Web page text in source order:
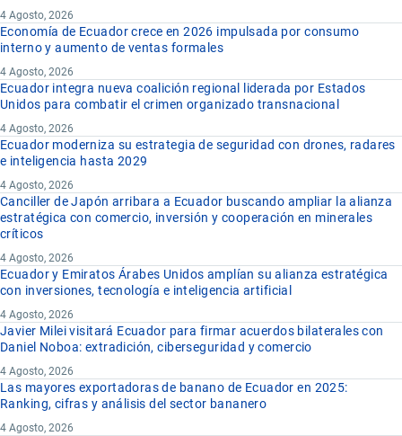
4 Agosto, 2026
Economía de Ecuador crece en 2026 impulsada por consumo
interno y aumento de ventas formales
4 Agosto, 2026
Ecuador integra nueva coalición regional liderada por Estados
Unidos para combatir el crimen organizado transnacional
4 Agosto, 2026
Ecuador moderniza su estrategia de seguridad con drones, radares
e inteligencia hasta 2029
4 Agosto, 2026
Canciller de Japón arribara a Ecuador buscando ampliar la alianza
estratégica con comercio, inversión y cooperación en minerales
críticos
4 Agosto, 2026
Ecuador y Emiratos Árabes Unidos amplían su alianza estratégica
con inversiones, tecnología e inteligencia artificial
4 Agosto, 2026
Javier Milei visitará Ecuador para firmar acuerdos bilaterales con
Daniel Noboa: extradición, ciberseguridad y comercio
4 Agosto, 2026
Las mayores exportadoras de banano de Ecuador en 2025:
Ranking, cifras y análisis del sector bananero
4 Agosto, 2026